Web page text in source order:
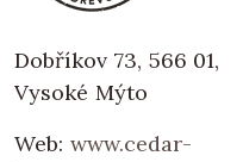
Dobříkov 73, 566 01,
Vysoké Mýto
Web: www.cedar-